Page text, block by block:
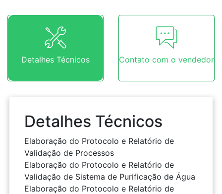
Detalhes Técnicos Contato com o vendedor
Detalhes Técnicos
Elaboração do Protocolo e Relatório de
Validação de Processos
Elaboração do Protocolo e Relatório de
Validação de Sistema de Purificação de Água
Elaboração do Protocolo e Relatório de